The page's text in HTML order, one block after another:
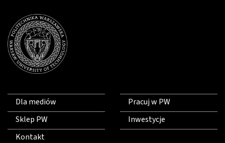
Dla mediów
Sklep PW
Kontakt
Pracuj w PW
Inwestycje